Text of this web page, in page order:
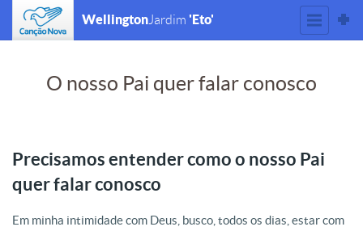
WellingtonJardim 'Eto'
O nosso Pai quer falar conosco
Precisamos entender como o nosso Pai
quer falar conosco
Em minha intimidade com Deus, busco, todos os dias, estar com